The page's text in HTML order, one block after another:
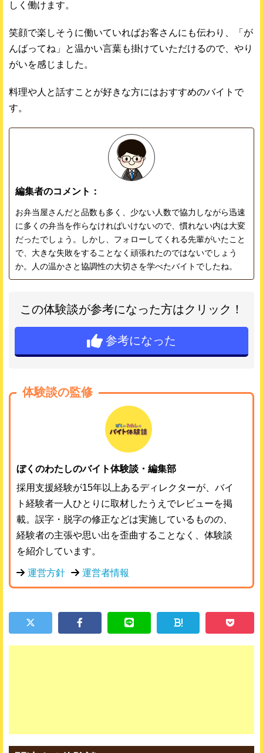
しく働けます。
笑顔で楽しそうに働いていればお客さんにも伝わり、「が
んばってね」と温かい言葉も掛けていただけるので、やり
がいを感じました。
料理や人と話すことが好きな方にはおすすめのバイトで
す。
編集者のコメント：
お弁当屋さんだと品数も多く、少ない人数で協力しながら迅速
に多くの弁当を作らなければいけないので、慣れない内は大変
だったでしょう。しかし、フォローしてくれる先輩がいたこと
で、大きな失敗をすることなく頑張れたのではないでしょう
か。人の温かさと協調性の大切さを学べたバイトでしたね。
この体験談が参考になった方はクリック！
参考になった
体験談の監修
ぼくのわたしのバイト体験談・編集部
採用支援経験が15年以上あるディレクターが、バイ
ト経験者一人ひとりに取材したうえでレビューを掲
載。誤字・脱字の修正などは実施しているものの、
経験者の主張や思い出を歪曲することなく、体験談
を紹介しています。
運営方針 運営者情報
!